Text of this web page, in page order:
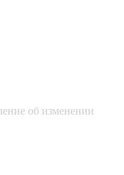
об изменении